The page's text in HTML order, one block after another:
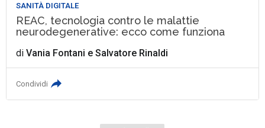
SANITÀ DIGITALE
REAC, tecnologia contro le malattie
neurodegenerative: ecco come funziona
diVania Fontani eSalvatore Rinaldi
Condividi